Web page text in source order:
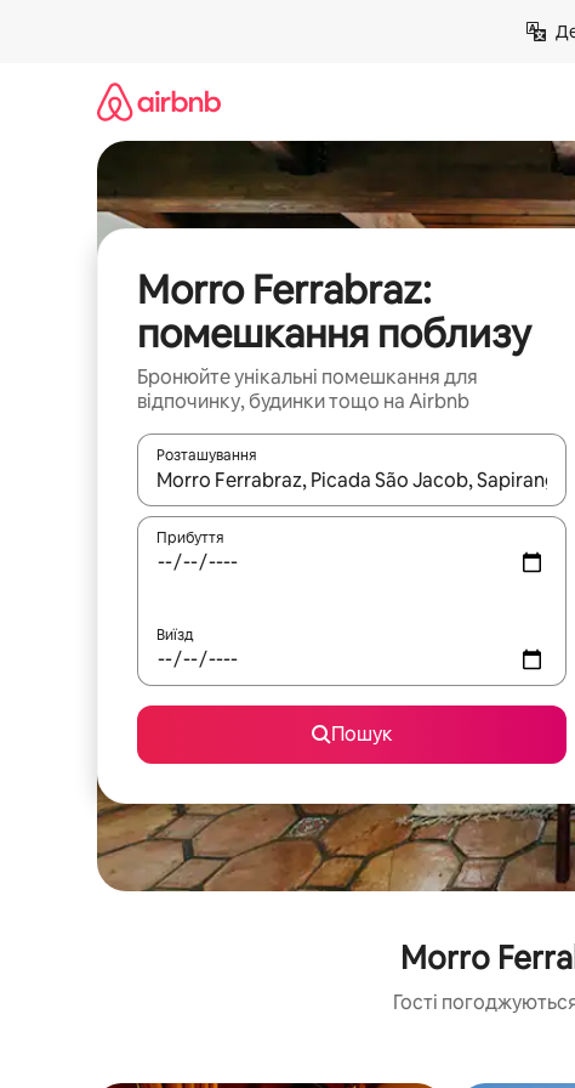
Morro Ferrabraz:
помешкання поблизу
Бронюйте унікальні помешкання для
відпочинку, будинки тощо на Airbnb
Розташування
Отримавши результати пошуку, використовуйте для
Прибуття
Виїзд
Пошук
Morro
Гості